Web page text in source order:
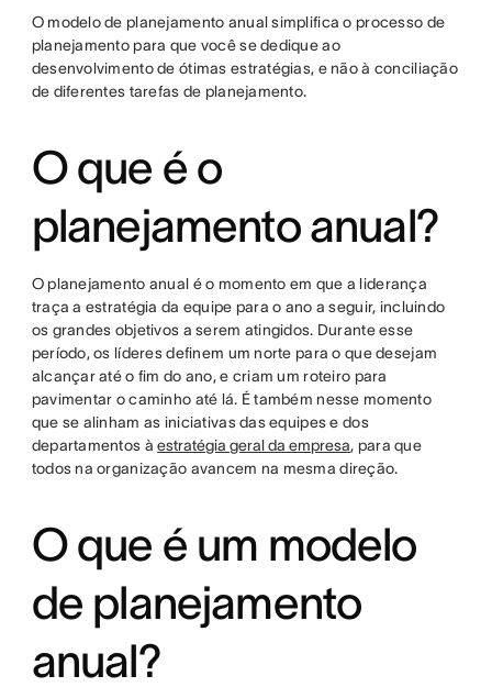
O modelo de planejamento anual simplifica o processo de
planejamento para que você se dedique ao
desenvolvimento de ótimas estratégias, e não à conciliação
de diferentes tarefas de planejamento.
O que é o
planejamento anual?
O planejamento anual é o momento em que a liderança
traça a estratégia da equipe para o ano a seguir, incluindo
os grandes objetivos a serem atingidos. Durante esse
período, os líderes definem um norte para o que desejam
alcançar até o fim do ano, e criam um roteiro para
pavimentar o caminho até lá. É também nesse momento
que se alinham as iniciativas das equipes e dos
departamentos àestratégia geral da empresa, para que
todos na organização avancem na mesma direção.
O que é um modelo
de planejamento
anual?